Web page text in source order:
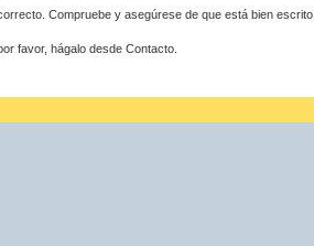
Compruebe y asegúrese de que está bien escrito.
favor, hágalo desde Contacto.